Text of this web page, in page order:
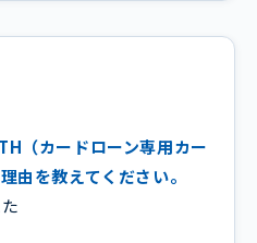
（カードローン専用カー
由を教えてください。